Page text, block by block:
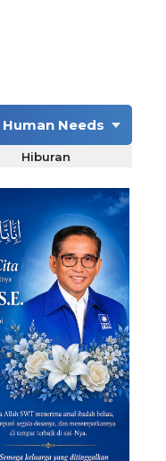
Human Needs
Hiburan